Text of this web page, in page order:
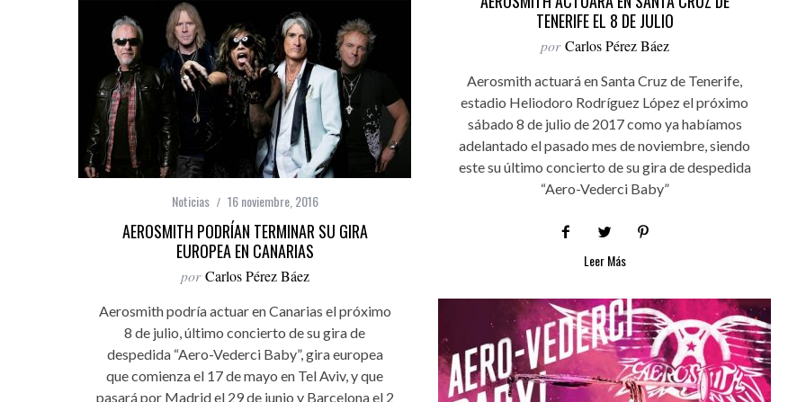
TENERIFE EL 8 DE JULIO
por Carlos Pérez Báez
Aerosmith actuará en Santa Cruz de Tenerife,
estadio Heliodoro Rodríguez López el próximo
sábado 8 de julio de 2017 como ya habíamos
adelantado el pasado mes de noviembre, siendo
este su último concierto de su gira de despedida
“Aero-Vederci Baby”
Leer Más
Noticias 16 noviembre, 2016
AEROSMITH PODRÍAN TERMINAR SU GIRA
EUROPEA EN CANARIAS
por Carlos Pérez Báez
Aerosmith podría actuar en Canarias el próximo
8 de julio, último concierto de su gira de
despedida “Aero-Vederci Baby”, gira europea
que comienza el 17 de mayo en Tel Aviv, y que
pasará por Madrid el 29 de junio y Barcelona el 2